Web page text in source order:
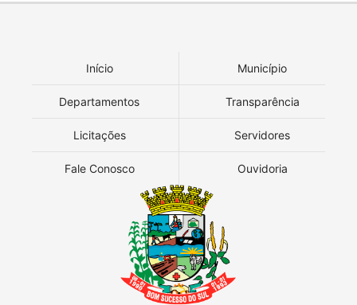
Início Município
Departamentos Transparência
Licitações Servidores
Fale Conosco Ouvidoria